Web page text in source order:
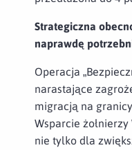
Strategiczna
naprawdę
Operacja
narastające
migracją na
Wsparcie
nie tylko dla